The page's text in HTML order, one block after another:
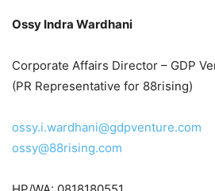
Ossy Indra Wardhani
Corporate Affairs Director – GDP
(PR Representative for 88rising)
ossy.i.wardhani@gdpventure.com
ossy@88rising.com